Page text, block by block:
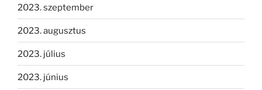
2023. szeptember
2023. augusztus
2023. július
2023. június